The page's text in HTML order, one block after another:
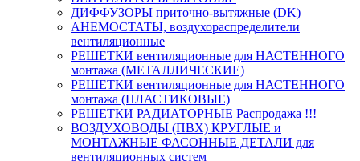
ДИФФУЗОРЫ приточно-вытяжные (DK)
АНЕМОСТАТЫ, воздухораспределители
вентиляционные
РЕШЕТКИ вентиляционные для НАСТЕННОГО
монтажа (МЕТАЛЛИЧЕСКИЕ)
РЕШЕТКИ вентиляционные для НАСТЕННОГО
монтажа (ПЛАСТИКОВЫЕ)
РЕШЕТКИ РАДИАТОРНЫЕ Распродажа !!!
ВОЗДУХОВОДЫ (ПВХ) КРУГЛЫЕ и
МОНТАЖНЫЕ ФАСОННЫЕ ДЕТАЛИ для
вентиляционных систем